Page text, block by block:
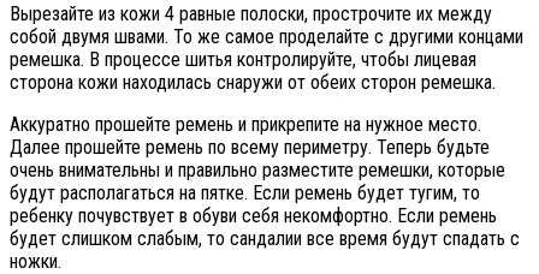
Вырезайте из кожи 4 равные полоски, прострочите их между
собой двумя швами. То же самое проделайте с другими концами
ремешка. В процессе шитья контролируйте, чтобы лицевая
сторона кожи находилась снаружи от обеих сторон ремешка.
Аккуратно прошейте ремень и прикрепите на нужное место.
Далее прошейте ремень по всему периметру. Теперь будьте
очень внимательны и правильно разместите ремешки, которые
будут располагаться на пятке. Если ремень будет тугим, то
ребенку почувствует в обуви себя некомфортно. Если ремень
будет слишком слабым, то сандалии все время будут спадать с
ножки.